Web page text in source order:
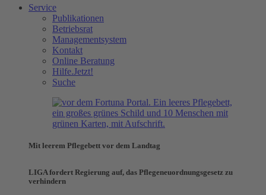
Service
Publikationen
Betriebsrat
Managementsystem
Kontakt
Online Beratung
Hilfe.Jetzt!
Suche
Mit leerem Pflegebett vor dem Landtag
LIGA fordert Regierung auf, das Pflegeneuordnungsgesetz zu
verhindern